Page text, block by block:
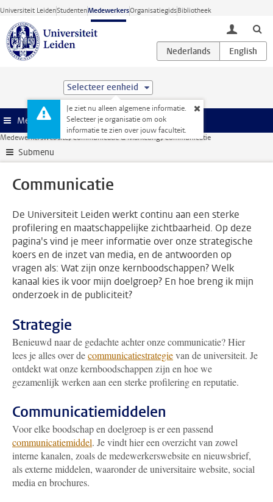
Ga direct naar de inhoud
Universiteit LeidenStudentenMedewerkersOrganisatiegidsBibliotheek
toggle
Selecteer eenheid
Je ziet nu alleen algemene informatie.
Selecteer je organisatie om ook
informatie te zien over jouw faculteit.
Menu
Medewerkerswebsite Communicatie & Marketing Communicatie
Submenu
Communicatie
De Universiteit Leiden werkt continu aan een sterke
profilering en maatschappelijke zichtbaarheid. Op deze
pagina's vind je meer informatie over onze strategische
koers en de inzet van media, en de antwoorden op
vragen als: Wat zijn onze kernboodschappen? Welk
kanaal kies ik voor mijn doelgroep? En hoe breng ik mijn
onderzoek in de publiciteit?
Strategie
Benieuwd naar de gedachte achter onze communicatie? Hier
lees je alles over decommunicatiestrategievan de universiteit. Je
ontdekt wat onze kernboodschappen zijn en hoe we
gezamenlijk werken aan een sterke profilering en reputatie.
Communicatiemiddelen
Voor elke boodschap en doelgroep is er een passend
communicatiemiddel. Je vindt hier een overzicht van zowel
interne kanalen, zoals de medewerkerswebsite en nieuwsbrief,
als externe middelen, waaronder de universitaire website, social
media en brochures.